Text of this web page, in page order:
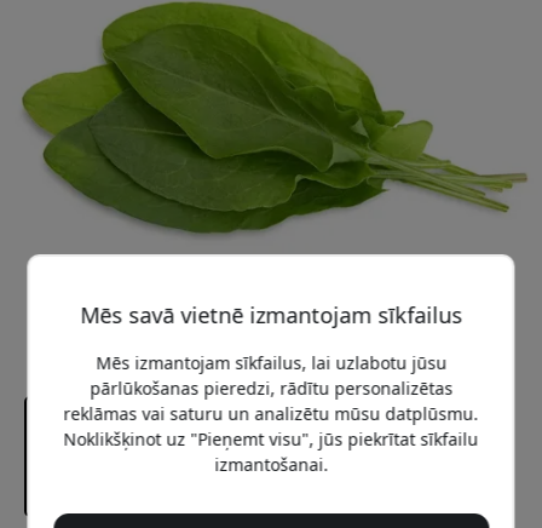
Mēs savā vietnē izmantojam sīkfailus
Mēs izmantojam sīkfailus, lai uzlabotu jūsu
pārlūkošanas pieredzi, rādītu personalizētas
reklāmas vai saturu un analizētu mūsu datplūsmu.
Noklikšķinot uz "Pieņemt visu", jūs piekrītat sīkfailu
izmantošanai.